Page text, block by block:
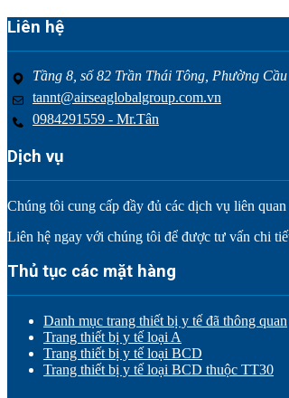
Liên hệ
Tầng 8, số 82 Trần Thái Tông, Phường
tannt@airseaglobalgroup.com.vn
0984291559 - Mr.Tân
Dịch vụ
Chúng tôi cung cấp đầy đủ các dịch vụ liên
Liên hệ ngay với chúng tôi để được tư vấn chi
Thủ tục các mặt hàng
Danh mục trang thiết bị y tế đã thông quan
Trang thiết bị y tế loại A
Trang thiết bị y tế loại BCD
Trang thiết bị y tế loại BCD thuộc TT30